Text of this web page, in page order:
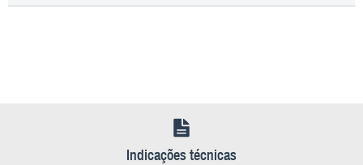
Indicações técnicas